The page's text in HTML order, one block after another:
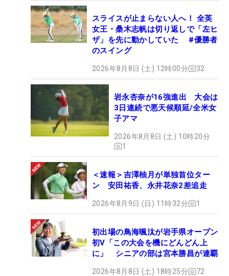
スライスが止まらない人へ！ 全英
女王・桑木志帆は切り返しで「左ヒ
ザ」を先に動かしていた #優勝者
のスイング
2026年8月8日 (土) 12時00分 32
岩永杏奈が16強進出 大会は
3日連続で悪天候順延/全米女
子アマ
2026年8月8日 (土) 10時20分
1
＜速報＞吉澤柚月が単独首位ター
ン 安田祐香、永井花奈2差追走
2026年8月9日 (日) 11時32分 1
初出場の鳥海颯汰が岩手県オープン
初V「この大会を機にどんどん上
に」 シニアの部は宮本勝昌が連覇
2026年8月8日 (土) 18時25分 72